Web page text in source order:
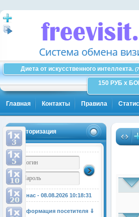
Диета от искусственного интеллекта.
150 РУБ x
Главная Контакты Правила
Авторизация
У нас - 08.08.2026 10:18:31
Информация посетителя ⇓